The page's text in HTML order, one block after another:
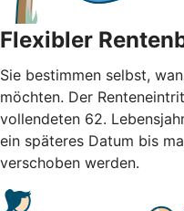
Flexibler
Sie bestimmen selbst,
möchten. Der
vollendeten 62.
ein späteres Datum bis
verschoben werden.